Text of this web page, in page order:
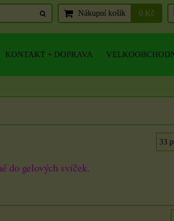
Nákupní košík 0 Kč
KONTAKT + DOPRAVA
33
do gelových svíček.